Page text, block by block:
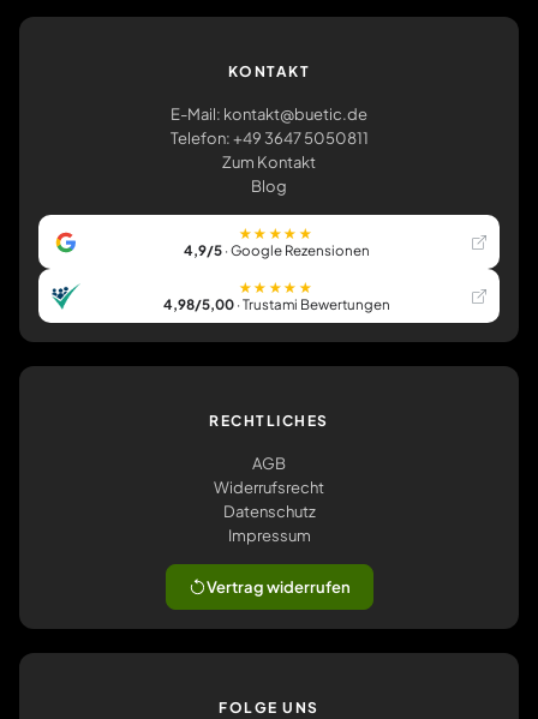
KONTAKT
E-Mail: kontakt@buetic.de
Telefon: +49 3647 5050811
Zum Kontakt
Blog
★★★★★
4,9/5· Google Rezensionen
★★★★★
4,98/5,00· Trustami Bewertungen
RECHTLICHES
AGB
Widerrufsrecht
Datenschutz
Impressum
Vertrag widerrufen
FOLGE UNS